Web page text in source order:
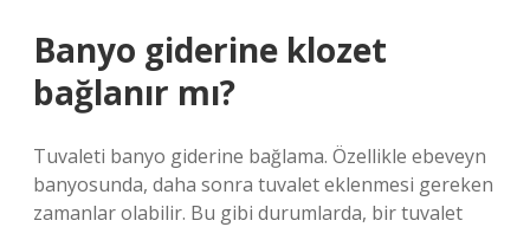
Banyo giderine klozet
bağlanır mı?
Tuvaleti banyo giderine bağlama. Özellikle ebeveyn
banyosunda, daha sonra tuvalet eklenmesi gereken
zamanlar olabilir. Bu gibi durumlarda, bir tuvalet